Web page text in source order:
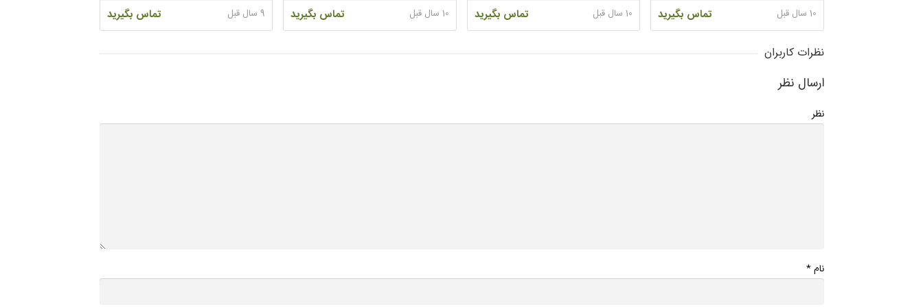
تماس بگیرید 10 سال قبل تماس بگیرید 10 سال قبل تماس بگیرید 10 سال قبل تماس بگیرید 9 سال قبل
نظرات کاربران
ارسال نظر
نظر
نام*